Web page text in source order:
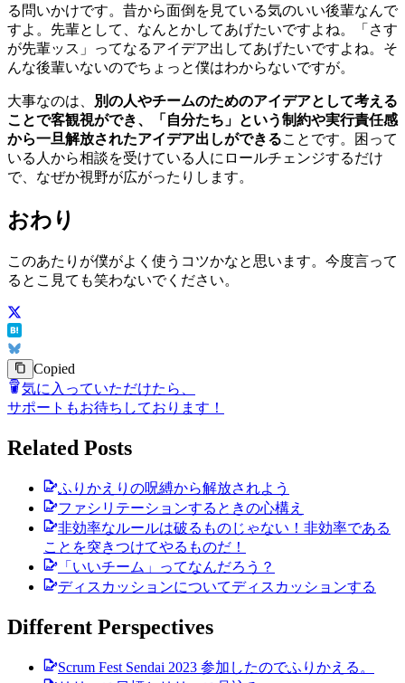
る問いかけです。昔から面倒を見ている気のいい後輩なんで
すよ。先輩として、なんとかしてあげたいですよね。「さす
が先輩ッス」ってなるアイデア出してあげたいですよね。そ
んな後輩いないのでちょっと僕はわからないですが。
大事なのは、
別の人やチームのためのアイデアとして考える
ことで客観視ができ、「自分たち」という制約や実行責任感
から一旦解放されたアイデア出しができることです。困って
いる人から相談を受けている人にロールチェンジするだけ
で、なぜか視野が広がったりします。
おわり
このあたりが僕がよく使うコツかなと思います。今度言って
るとこ見ても笑わないでください。
Copied
気に入っていただけたら、
サポートもお待ちしております！
Related Posts
ふりかえりの呪縛から解放されよう
ファシリテーションするときの心構え
非効率なルールは破るものじゃない！非効率である
ことを突きつけてやるものだ！
「いいチーム」ってなんだろう？
ディスカッションについてディスカッションする
Different Perspectives
Scrum Fest Sendai 2023 参加したのでふりかえる。